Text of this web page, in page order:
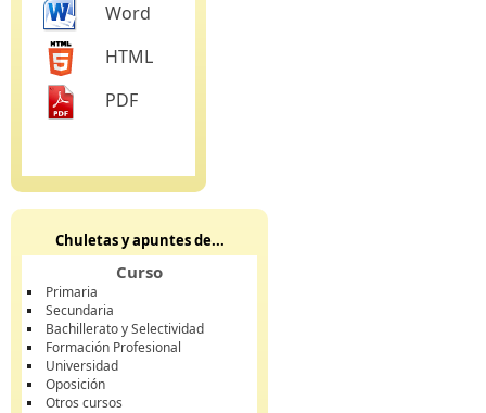
Word
HTML
PDF
Chuletas y apuntes de...
Curso
Primaria
Secundaria
Bachillerato y Selectividad
Formación Profesional
Universidad
Oposición
Otros cursos